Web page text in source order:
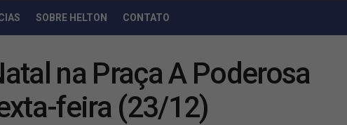
SOBRE HELTON CONTATO
na Praça A Poderosa
feira (23/12)